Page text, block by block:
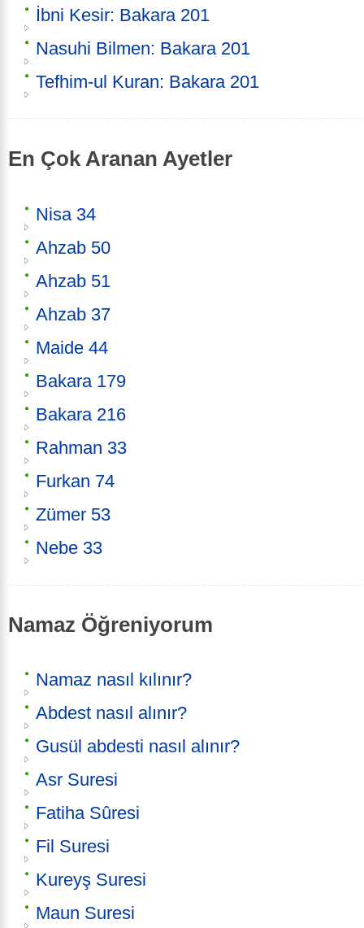
İbni Kesir: Bakara 201
Nasuhi Bilmen: Bakara 201
Tefhim-ul Kuran: Bakara 201
En Çok Aranan Ayetler
Nisa 34
Ahzab 50
Ahzab 51
Ahzab 37
Maide 44
Bakara 179
Bakara 216
Rahman 33
Furkan 74
Zümer 53
Nebe 33
Namaz Öğreniyorum
Namaz nasıl kılınır?
Abdest nasıl alınır?
Gusül abdesti nasıl alınır?
Asr Suresi
Fatiha Sûresi
Fil Suresi
Kureyş Suresi
Maun Suresi